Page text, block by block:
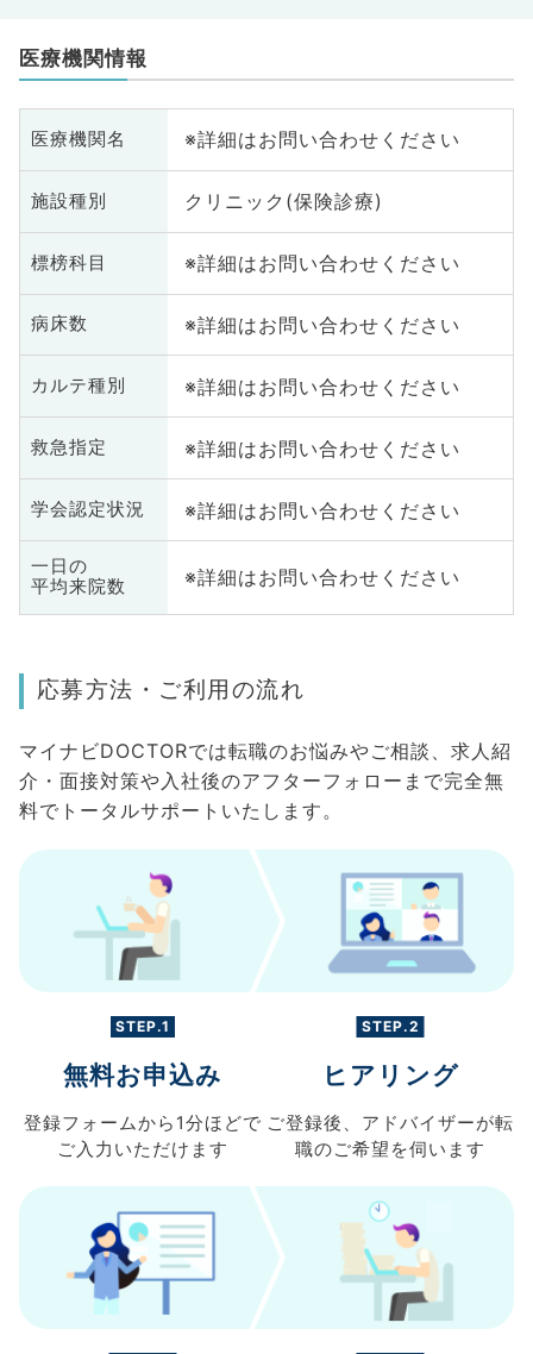
医療機関情報
医療機関名 ※詳細はお問い合わせください
施設種別 クリニック(保険診療)
標榜科目 ※詳細はお問い合わせください
病床数 ※詳細はお問い合わせください
カルテ種別 ※詳細はお問い合わせください
救急指定 ※詳細はお問い合わせください
学会認定状況 ※詳細はお問い合わせください
一日の
平均来院数
※詳細はお問い合わせください
応募方法・ご利用の流れ
マイナビDOCTORでは転職のお悩みやご相談、求人紹
介・面接対策や入社後のアフターフォローまで完全無
料でトータルサポートいたします。
STEP.1
無料お申込み
登録フォームから 1分ほどで
ご入力 いただけます
STEP.2
ヒアリング
ご登録後、 アドバイザーが転
職のご希望を伺います